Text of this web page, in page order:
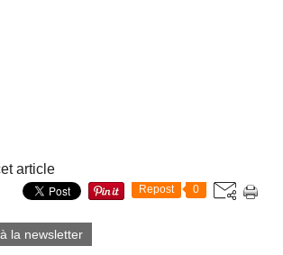
article
Repost 0
la newsletter